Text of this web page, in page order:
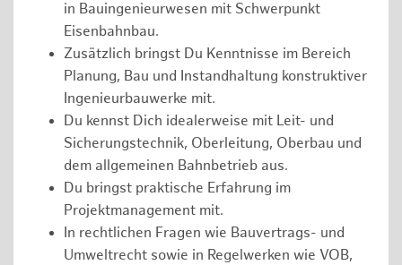
in Bauingenieurwesen mit Schwerpunkt
Eisenbahnbau.
Zusätzlich bringst Du Kenntnisse im Bereich
Planung, Bau und Instandhaltung konstruktiver
Ingenieurbauwerke mit.
Du kennst Dich idealerweise mit Leit- und
Sicherungstechnik, Oberleitung, Oberbau und
dem allgemeinen Bahnbetrieb aus.
Du bringst praktische Erfahrung im
Projektmanagement mit.
In rechtlichen Fragen wie Bauvertrags- und
Umweltrecht sowie in Regelwerken wie VOB,